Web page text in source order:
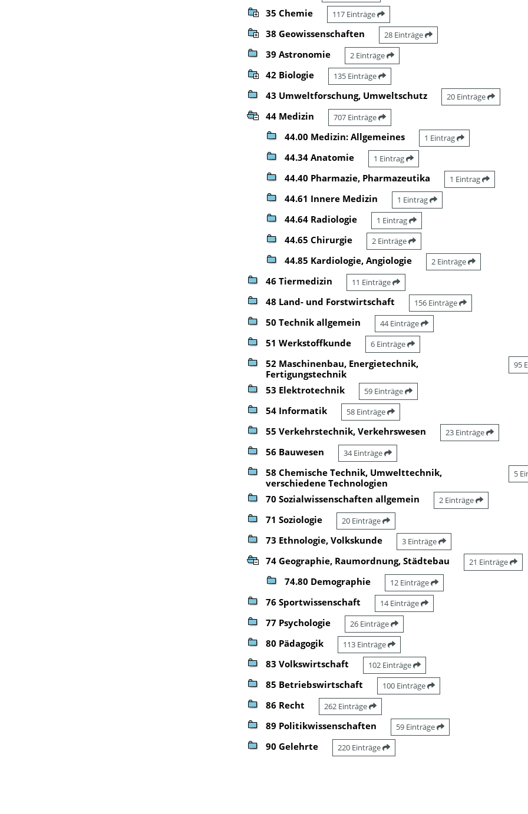
35 Chemie 117 Einträge
38 Geowissenschaften 28 Einträge
39 Astronomie 2 Einträge
42 Biologie 135 Einträge
43 Umweltforschung, Umweltschutz 20 Einträge
44 Medizin 707 Einträge
44.00 Medizin: Allgemeines 1 Eintrag
44.34 Anatomie 1 Eintrag
44.40 Pharmazie, Pharmazeutika 1 Eintrag
44.61 Innere Medizin 1 Eintrag
44.64 Radiologie 1 Eintrag
44.65 Chirurgie 2 Einträge
44.85 Kardiologie, Angiologie 2 Einträge
46 Tiermedizin 11 Einträge
48 Land- und Forstwirtschaft 156 Einträge
50 Technik allgemein 44 Einträge
51 Werkstoffkunde 6 Einträge
52 Maschinenbau, Energietechnik,
Fertigungstechnik
95
53 Elektrotechnik 59 Einträge
54 Informatik 58 Einträge
55 Verkehrstechnik, Verkehrswesen 23 Einträge
56 Bauwesen 34 Einträge
58 Chemische Technik, Umwelttechnik,
verschiedene Technologien
5
70 Sozialwissenschaften allgemein 2 Einträge
71 Soziologie 20 Einträge
73 Ethnologie, Volkskunde 3 Einträge
74 Geographie, Raumordnung, Städtebau 21 Einträge
74.80 Demographie 12 Einträge
76 Sportwissenschaft 14 Einträge
77 Psychologie 26 Einträge
80 Pädagogik 113 Einträge
83 Volkswirtschaft 102 Einträge
85 Betriebswirtschaft 100 Einträge
86 Recht 262 Einträge
89 Politikwissenschaften 59 Einträge
90 Gelehrte 220 Einträge